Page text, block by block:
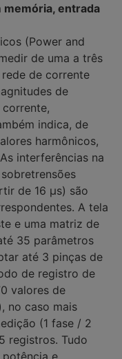
memória, entrada
(Power and
de uma a três
de corrente
de
corrente,
indica, de
harmônicos,
interferências na
de 16 µs) são
A tela
e uma matriz de
35 parâmetros
até 3 pinças de
de registro de
valores de
no caso mais
(1 fase / 2
registros. Tudo